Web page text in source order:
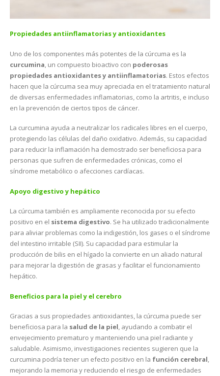
Propiedades antiinflamatorias y antioxidantes
Uno de los componentes más potentes de la cúrcuma es la
curcumina , un compuesto bioactivo con poderosas
propiedades antioxidantes y antiinflamatorias. Estos efectos
hacen que la cúrcuma sea muy apreciada en el tratamiento natural
de diversas enfermedades inflamatorias, como la artritis, e incluso
en la prevención de ciertos tipos de cáncer​.
La curcumina ayuda a neutralizar los radicales libres en el cuerpo,
protegiendo las células del daño oxidativo. Además, su capacidad
para reducir la inflamación ha demostrado ser beneficiosa para
personas que sufren de enfermedades crónicas, como el
síndrome metabólico o afecciones cardíacas.
Apoyo digestivo y hepático
La cúrcuma también es ampliamente reconocida por su efecto
positivo en el sistema digestivo. Se ha utilizado tradicionalmente
para aliviar problemas como la indigestión, los gases o el síndrome
del intestino irritable (SII). Su capacidad para estimular la
producción de bilis en el hígado la convierte en un aliado natural
para mejorar la digestión de grasas y facilitar el funcionamiento
hepático​.
Beneficios para la piel y el cerebro
Gracias a sus propiedades antioxidantes, la cúrcuma puede ser
beneficiosa para la salud de la piel, ayudando a combatir el
envejecimiento prematuro y manteniendo una piel radiante y
saludable. Asimismo, investigaciones recientes sugieren que la
curcumina podría tener un efecto positivo en la función cerebral,
mejorando la memoria y reduciendo el riesgo de enfermedades